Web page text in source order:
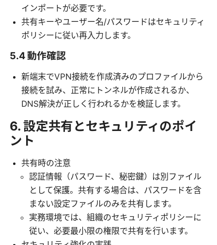
インポートが必要です。
共有キーやユーザー名/パスワードはセキュリティ
ポリシーに従い再入力します。
5.4 動作確認
新端末でVPN接続を作成済みのプロファイルから
接続を試み、正常にトンネルが作成されるか、
DNS解決が正しく行われるかを検証します。
6. 設定共有とセキュリティのポイ
ント
共有時の注意
認証情報（パスワード、秘密鍵）は別ファイル
として保護。共有する場合は、パスワードを含
まない設定ファイルのみを共有します。
実務環境では、組織のセキュリティポリシーに
従い、必要最小限の権限で共有を行います。